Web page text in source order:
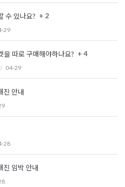
수 있나요? + 2
29
을 따로 구매해야하나요? + 4
04-29
진 안내
28
진 임박 안내